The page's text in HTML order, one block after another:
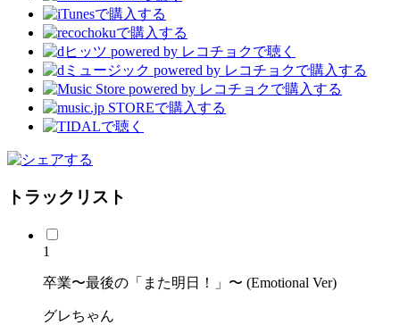
トラックリスト
1
卒業〜最後の「また明日！」〜 (Emotional Ver)
グレちゃん